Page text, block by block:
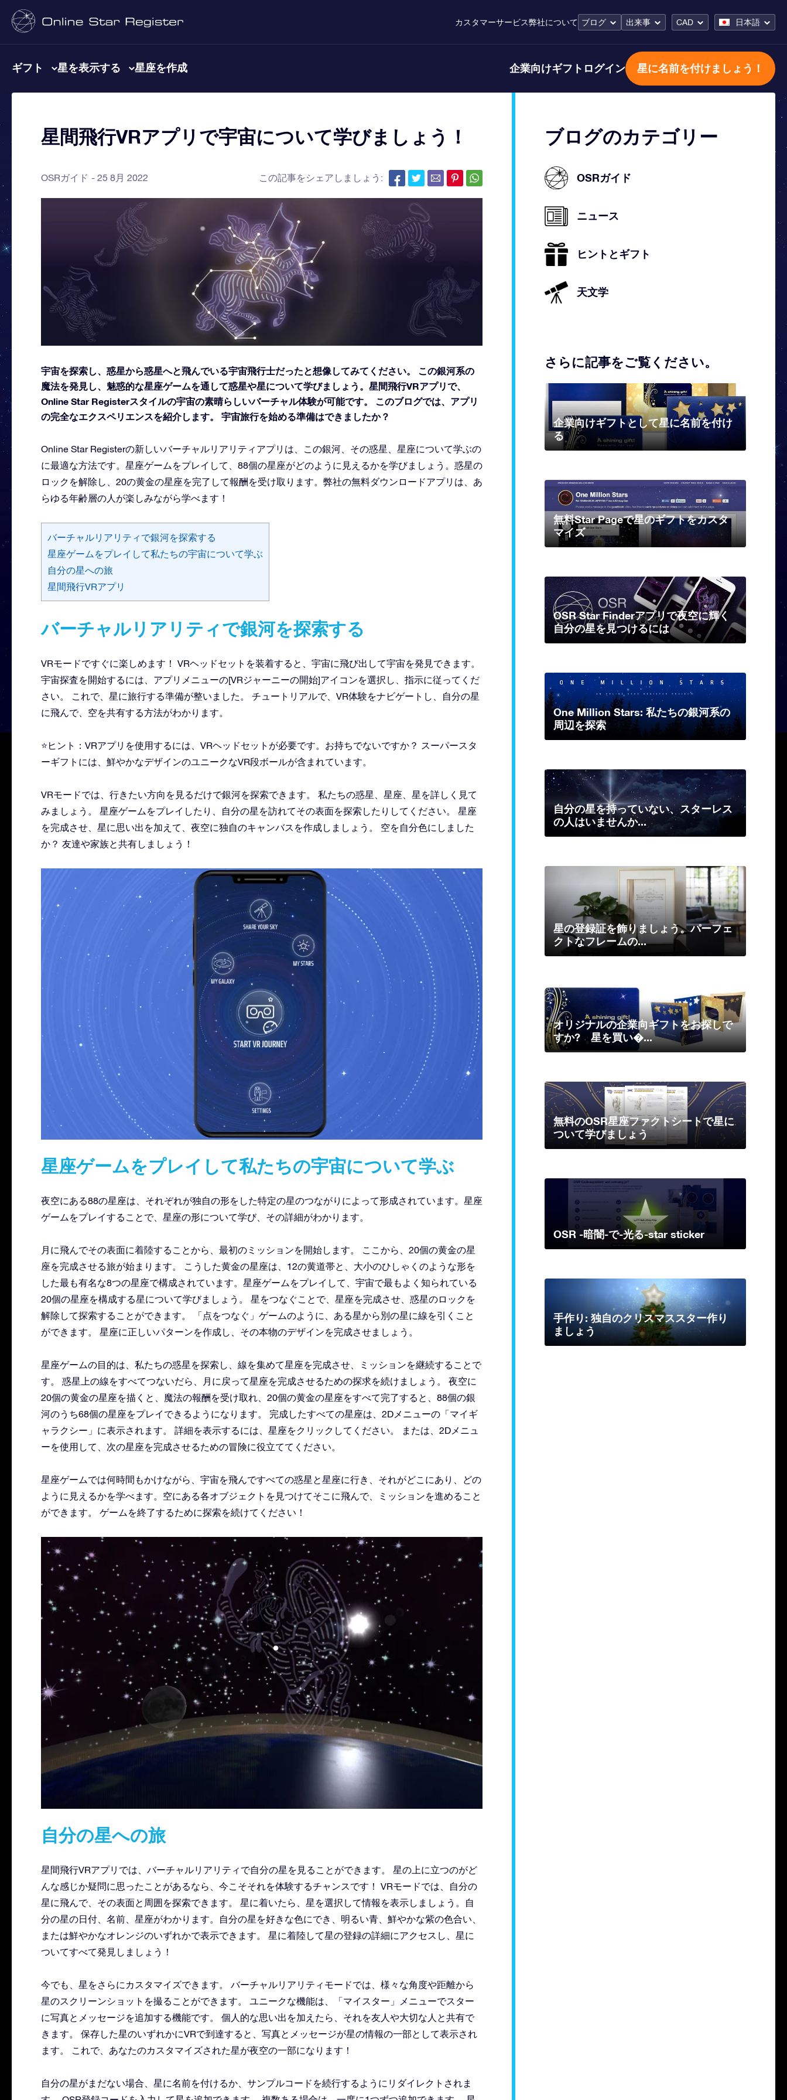
カスタマーサービス弊社について ブログ 出来事 CAD 日本語
ギフト 星を表示する 星座を作成 企業向けギフト ログイン 星に名前を付けましょう！
星間飛行VRアプリで宇宙について学びましょう！
OSRガイド 25 8月 2022 この記事をシェアしましょう:
宇宙を探索し、惑星から惑星へと飛んでいる宇宙飛行士だったと想像してみてください。 この銀河系の
魔法を発見し、魅惑的な星座ゲームを通して惑星や星について学びましょう。星間飛行VRアプリで、
Online Star Registerスタイルの宇宙の素晴らしいバーチャル体験が可能です。 このブログでは、アプリ
の完全なエクスペリエンスを紹介します。 宇宙旅行を始める準備はできましたか？
Online Star Registerの新しいバーチャルリアリティアプリは、この銀河、その惑星、星座について学ぶの
に最適な方法です。星座ゲームをプレイして、88個の星座がどのように見えるかを学びましょう。惑星の
ロックを解除し、20の黄金の星座を完了して報酬を受け取ります。弊社の無料ダウンロードアプリは、あ
らゆる年齢層の人が楽しみながら学べます！
バーチャルリアリティで銀河を探索する
星座ゲームをプレイして私たちの宇宙について学ぶ
自分の星への旅
星間飛行VRアプリ
バーチャルリアリティで銀河を探索する
VRモードですぐに楽しめます！ VRヘッドセットを装着すると、宇宙に飛び出して宇宙を発見できます。
宇宙探査を開始するには、アプリメニューの[VRジャーニーの開始]アイコンを選択し、指示に従ってくだ
さい。 これで、星に旅行する準備が整いました。 チュートリアルで、VR体験をナビゲートし、自分の星
に飛んで、空を共有する方法がわかります。
⭐ヒント：VRアプリを使用するには、VRヘッドセットが必要です。お持ちでないですか？ スーパースタ
ーギフトには、鮮やかなデザインのユニークなVR段ボールが含まれています。
VRモードでは、行きたい方向を見るだけで銀河を探索できます。 私たちの惑星、星座、星を詳しく見て
みましょう。 星座ゲームをプレイしたり、自分の星を訪れてその表面を探索したりしてください。 星座
を完成させ、星に思い出を加えて、夜空に独自のキャンバスを作成しましょう。 空を自分色にしました
か？ 友達や家族と共有しましょう！
星座ゲームをプレイして私たちの宇宙について学ぶ
夜空にある88の星座は、それぞれが独自の形をした特定の星のつながりによって形成されています。星座
ゲームをプレイすることで、星座の形について学び、その詳細がわかります。
月に飛んでその表面に着陸することから、最初のミッションを開始します。 ここから、20個の黄金の星
座を完成させる旅が始まります。 こうした黄金の星座は、12の黄道帯と、大小のひしゃくのような形を
した最も有名な8つの星座で構成されています。星座ゲームをプレイして、宇宙で最もよく知られている
20個の星座を構成する星について学びましょう。 星をつなぐことで、星座を完成させ、惑星のロックを
解除して探索することができます。 「点をつなぐ」ゲームのように、ある星から別の星に線を引くこと
ができます。 星座に正しいパターンを作成し、その本物のデザインを完成させましょう。
星座ゲームの目的は、私たちの惑星を探索し、線を集めて星座を完成させ、ミッションを継続することで
す。 惑星上の線をすべてつないだら、月に戻って星座を完成させるための探求を続けましょう。 夜空に
20個の黄金の星座を描くと、魔法の報酬を受け取れ、20個の黄金の星座をすべて完了すると、88個の銀
河のうち68個の星座をプレイできるようになります。 完成したすべての星座は、2Dメニューの「マイギ
ャラクシー」に表示されます。 詳細を表示するには、星座をクリックしてください。 または、2Dメニュ
ーを使用して、次の星座を完成させるための冒険に役立ててください。
星座ゲームでは何時間もかけながら、宇宙を飛んですべての惑星と星座に行き、それがどこにあり、どの
ように見えるかを学べます。空にある各オブジェクトを見つけてそこに飛んで、ミッションを進めること
ができます。 ゲームを終了するために探索を続けてください！
自分の星への旅
星間飛行VRアプリでは、バーチャルリアリティで自分の星を見ることができます。 星の上に立つのがど
んな感じか疑問に思ったことがあるなら、今こそそれを体験するチャンスです！ VRモードでは、自分の
星に飛んで、その表面と周囲を探索できます。 星に着いたら、星を選択して情報を表示しましょう。自
分の星の日付、名前、星座がわかります。自分の星を好きな色にでき、明るい青、鮮やかな紫の色合い、
または鮮やかなオレンジのいずれかで表示できます。 星に着陸して星の登録の詳細にアクセスし、星に
ついてすべて発見しましょう！
今でも、星をさらにカスタマイズできます。 バーチャルリアリティモードでは、様々な角度や距離から
星のスクリーンショットを撮ることができます。 ユニークな機能は、「マイスター」メニューでスター
に写真とメッセージを追加する機能です。 個人的な思い出を加えたら、それを友人や大切な人と共有で
きます。 保存した星のいずれかにVRで到達すると、写真とメッセージが星の情報の一部として表示され
ます。 これで、あなたのカスタマイズされた星が夜空の一部になります！
自分の星がまだない場合、星に名前を付けるか、サンプルコードを続行するようにリダイレクトされま
ブログのカテゴリー
OSRガイド
ニュース
ヒントとギフト
天文学
さらに記事をご覧ください。
企業向けギフトとして星に名前を付け
る
無料Star Pageで星のギフトをカスタ
マイズ
OSR Star Finderアプリで夜空に輝く
自分の星を見つけるには
One Million Stars: 私たちの銀河系の
周辺を探索
自分の星を持っていない、スターレス
の人はいませんか...
星の登録証を飾りましょう。パーフェ
クトなフレームの...
オリジナルの企業向ギフトをお探しで
すか? 星を買い�...
無料のOSR星座ファクトシートで星に
ついて学びましょう
OSR -暗闇-で-光る-star sticker
手作り: 独自のクリスマススター作り
ましょう